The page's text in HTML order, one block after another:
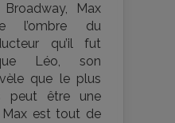
Max
l’ombre du
qu’il fut
Léo, son
que le plus
peut être une
Max est tout de